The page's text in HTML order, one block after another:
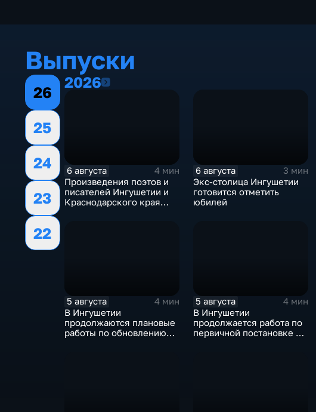
Выпуски
26
25
24
23
22
20262026
6 августа
4 мин
Произведения поэтов и
писателей Ингушетии и
Краснодарского края
6 августа
3 мин
Экс-столица Ингушетии
готовится отметить
юбилей
5 августа
4 мин
В Ингушетии
продолжаются плановые
работы по обновлению
5 августа
4 мин
В Ингушетии
продолжается работа по
первичной постановке на